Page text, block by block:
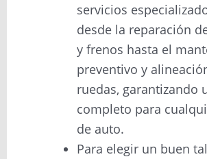
servicios
desde la reparación
y frenos hasta el
preventivo y
ruedas, garantizando
completo para
de auto.
Para elegir un buen